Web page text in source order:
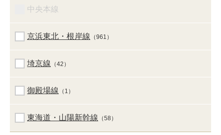
中央本線
京浜東北・根岸線 （961）
埼京線 （42）
御殿場線 （1）
東海道・山陽新幹線 （58）